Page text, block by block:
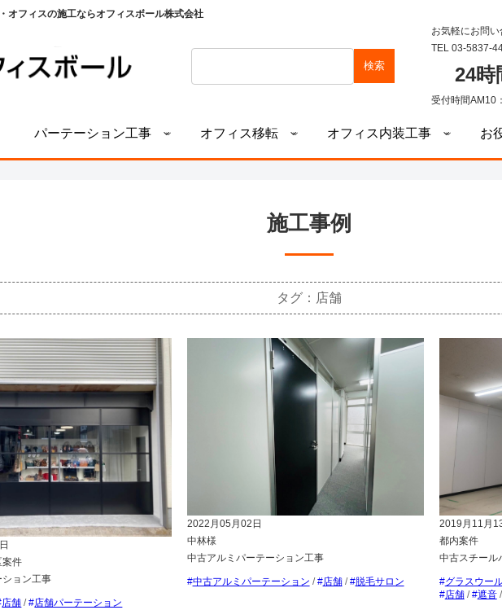
オフィスの施工ならオフィスボール株式会社
検索
お気軽にお問
TEL 03-5837-
24時
受付時間AM10
パーテーション工事 オフィス移転 オフィス内装工事 お
施工事例
タグ：店舗
案件
ション工事
店舗 / 店舗パーテーション
2022月05月02日
中林様
中古アルミパーテーション工事
中古アルミパーテーション / 店舗/ 脱毛サロン
2019月11月
都内案件
中古スチール
グラスウー
店舗/ 遮音/